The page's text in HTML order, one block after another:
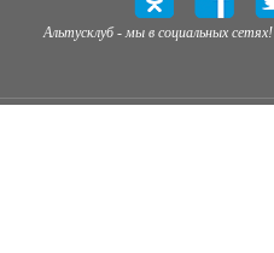
Альтусклуб - мы в социальных сетях!